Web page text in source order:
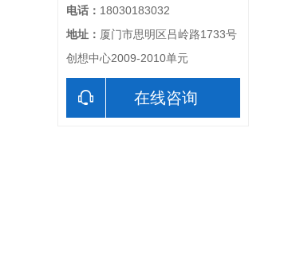
电话： 18030183032
地址： 厦门市思明区吕岭路1733号
创想中心2009-2010单元
在线咨询